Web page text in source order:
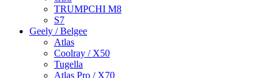
TRUMPCHI M8
S7
Geely / Belgee
Atlas
Coolray / X50
Tugella
Atlas Pro / X70